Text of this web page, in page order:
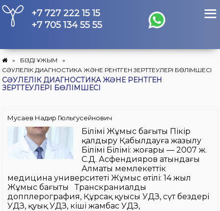
Skip
to
content
+7 727 222 15 15
+7 705 134 55 55
» БІЗДІҢ ҰЖЫМ
»
СӘУЛЕЛІК ДИАГНОСТИКА ЖӘНЕ РЕНТГЕН ЗЕРТТЕУЛЕРІ БӨЛІМШЕСІ
СӘУЛЕЛІК ДИАГНОСТИКА ЖӘНЕ РЕНТГЕН
ЗЕРТТЕУЛЕРІ БӨЛІМШЕСІ
Мусаев Надир Гюльгусейнович
Білімі Жұмыс бағыты Пікір
қалдыру Қабылдауға жазылу
Білімі Білімі: жоғары — 2007 ж.
С.Д. Асфендияров атындағы
Алматы мемлекеттік
медицина университеті Жұмыс өтілі: 14 жыл
Жұмыс бағыты Транскраниалды
допплерография, Құрсақ қуысы УДЗ, сүт бездері
УДЗ, қуық УДЗ, кіші жамбас УДЗ,